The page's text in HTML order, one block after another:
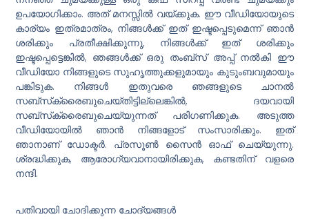
ഉപയോഗിക്കാം. അത് മനസ്സിൽ വയ്ക്കുക. ഈ വീഡിയോയുടെ
കാര്യം ഇത്രമാത്രം, നിങ്ങൾക്ക് ഇത് ഇഷ്ടപ്പെടുമെന്ന് ഞാൻ
ശരിക്കും പ്രതീക്ഷിക്കുന്നു, നിങ്ങൾക്ക് ഇത് ശരിക്കും
ഇഷ്ടപ്പെട്ടെങ്കിൽ, ഞങ്ങൾക്ക് ഒരു തംബ്സ് അപ്പ് നൽകി ഈ
വീഡിയോ നിങ്ങളുടെ സുഹൃത്തുക്കളുമായും കുടുംബവുമായും
പങ്കിടുക. നിങ്ങൾ ഇതുവരെ ഞങ്ങളുടെ ചാനൽ
സബ്‌സ്‌ക്രൈബുചെയ്‌തിട്ടില്ലെങ്കിൽ, ദയവായി
സബ്‌സ്‌ക്രൈബുചെയ്യുന്നത് പരിഗണിക്കുക. അടുത്ത
വീഡിയോയിൽ ഞാൻ നിങ്ങളോട് സംസാരിക്കും. ഇത്
ഞാനാണ് ഡോക്ടർ. പ്രസൂൺ സൈൻ ഓഫ് ചെയ്യുന്നു.
ശ്രദ്ധിക്കുക, ആരോഗ്യവാനായിരിക്കുക, കണ്ടതിന് വളരെ
നന്ദി.
പതിവായി ചോദിക്കുന്ന ചോദ്യങ്ങൾ